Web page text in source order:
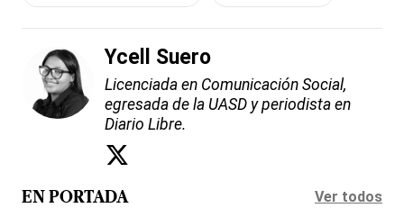
Ycell Suero
Licenciada en Comunicación Social,
egresada de la UASD y periodista en
Diario Libre.
EN PORTADA Ver todos